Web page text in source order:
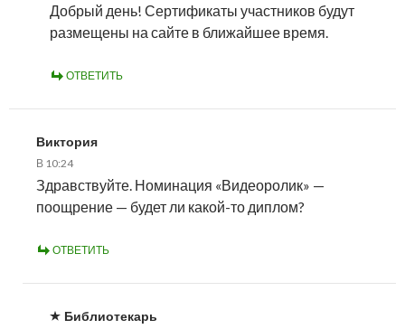
Добрый день! Сертификаты участников будут
размещены на сайте в ближайшее время.
ОТВЕТИТЬ
Виктория
В 10:24
Здравствуйте. Номинация «Видеоролик» —
поощрение — будет ли какой-то диплом?
ОТВЕТИТЬ
Библиотекарь